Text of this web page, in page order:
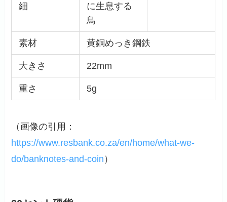
細
に生息する
鳥
素材 黄銅めっき鋼鉄
大きさ 22mm
重さ 5g
（画像の引用：
https://www.resbank.co.za/en/home/what-we-
do/banknotes-and-coin ）